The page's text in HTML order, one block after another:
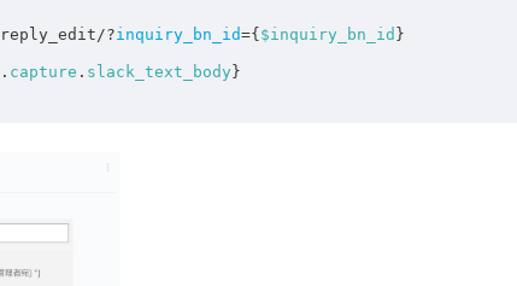
/?inquiry_bn_id={ $inquiry_bn_id }
. capture . slack_text_body }